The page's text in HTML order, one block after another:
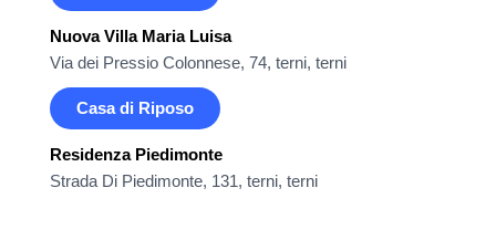
Nuova Villa Maria Luisa
Via dei Pressio Colonnese, 74, terni, terni
Casa di Riposo
Residenza Piedimonte
Strada Di Piedimonte, 131, terni, terni